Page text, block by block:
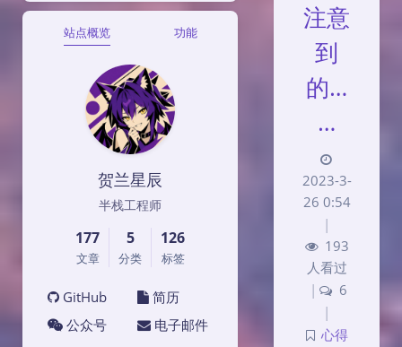
站点概览 功能
贺兰星辰
半栈工程师
177
文章
5
分类
126
标签
GitHub
简历
公众号
电子邮件
注意
到
的…
…
2023-3-
26 0:54
193
人看过
6
心得